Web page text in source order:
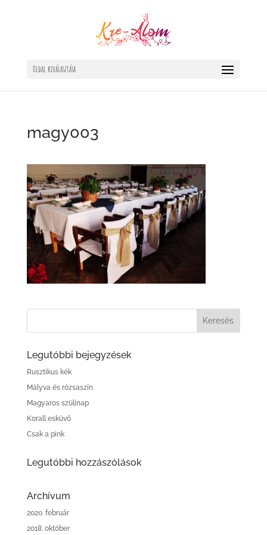
Oldal kiválasztása
magy003
Legutóbbi bejegyzések
Rusztikus kék
Mályva és rózsaszín
Magyaros szülinap
Korall esküvő
Csak a pink
Legutóbbi hozzászólások
Archívum
2020. február
2018. október